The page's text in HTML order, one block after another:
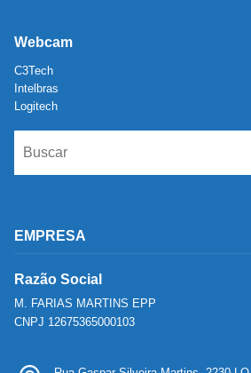
Webcam
C3Tech
Intelbras
Logitech
EMPRESA
Razão Social
M. FARIAS MARTINS EPP
CNPJ 12675365000103